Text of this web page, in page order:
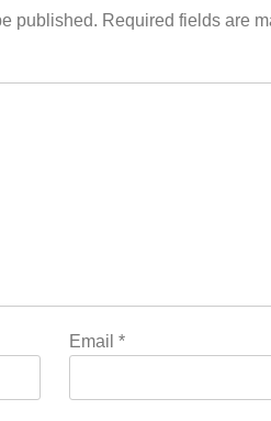
published. Required fields are
Email*